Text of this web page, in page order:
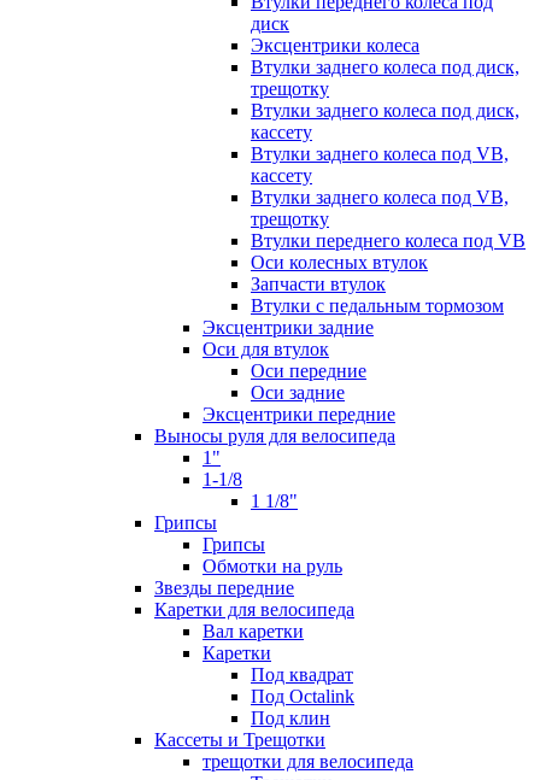
диск
Эксцентрики колеса
Втулки заднего колеса под диск,
трещотку
Втулки заднего колеса под диск,
кассету
Втулки заднего колеса под VB,
кассету
Втулки заднего колеса под VB,
трещотку
Втулки переднего колеса под VB
Оси колесных втулок
Запчасти втулок
Втулки с педальным тормозом
Эксцентрики задние
Оси для втулок
Оси передние
Оси задние
Эксцентрики передние
Выносы руля для велосипеда
1"
1-1/8
1 1/8"
Грипсы
Грипсы
Обмотки на руль
Звезды передние
Каретки для велосипеда
Вал каретки
Каретки
Под квадрат
Под Octalink
Под клин
Кассеты и Трещотки
трещотки для велосипеда